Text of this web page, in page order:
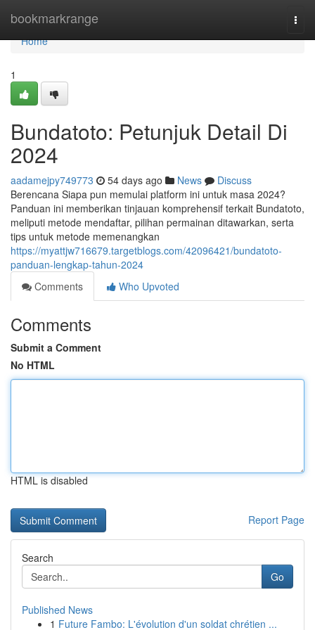
bookmarkrange
Home
Home
1
Bundatoto: Petunjuk Detail Di
2024
aadamejpy749773 54 days ago News
Discuss
Berencana Siapa pun memulai platform ini untuk masa 2024?
Panduan ini memberikan tinjauan komprehensif terkait Bundatoto,
meliputi metode mendaftar, pilihan permainan ditawarkan, serta
tips untuk metode memenangkan
https://myattjw716679.targetblogs.com/42096421/bundatoto-
panduan-lengkap-tahun-2024
Comments
Who Upvoted
Comments
Submit a Comment
No HTML
HTML is disabled
Report Page
Search
Go
Published News
1 Future Fambo: L'évolution d'un soldat chrétien ...